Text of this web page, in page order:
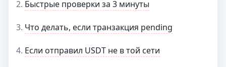
Быстрые проверки за 3 минуты
Что делать, если транзакция pending
Если отправил USDT не в той сети